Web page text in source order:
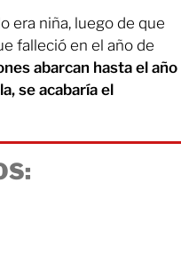
era niña, luego de que
falleció en el año de
abarcan hasta el año
se acabaría el